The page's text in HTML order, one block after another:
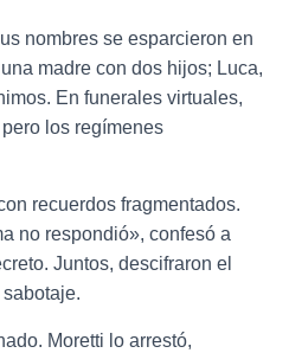
nombres se esparcieron en
madre con dos hijos; Luca,
En funerales virtuales,
los regímenes
recuerdos fragmentados.
no respondió», confesó a
Juntos, descifraron el
Moretti lo arrestó,